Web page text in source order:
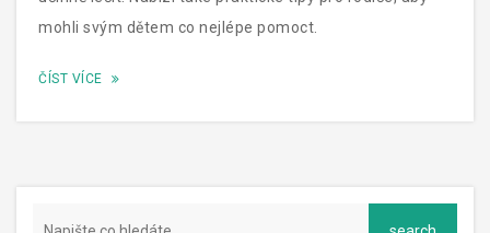
mohli svým dětem co nejlépe pomoct.
ČÍST VÍCE